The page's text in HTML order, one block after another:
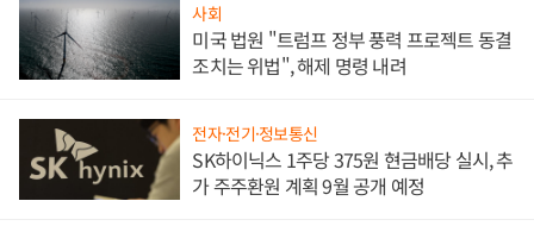
사회
미국 법원 "트럼프 정부 풍력 프로젝트 동결
조치는 위법", 해제 명령 내려
전자·전기·정보통신
SK하이닉스 1주당 375원 현금배당 실시, 추
가 주주환원 계획 9월 공개 예정